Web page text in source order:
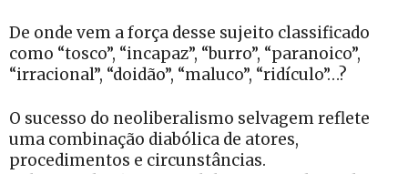
De onde vem a força desse sujeito classificado
como “tosco”, “incapaz”, “burro”, “paranoico”,
“irracional”, “doidão”, “maluco”, “ridículo”…?
O sucesso do neoliberalismo selvagem reflete
uma combinação diabólica de atores,
procedimentos e circunstâncias.